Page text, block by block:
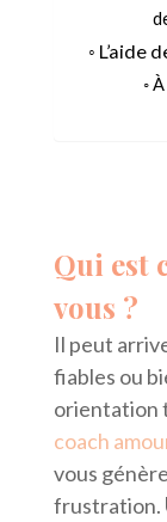
L’aide
À
Qui est
vous ?
Il peut
fiables ou
orientation
coach
vous
frustration.